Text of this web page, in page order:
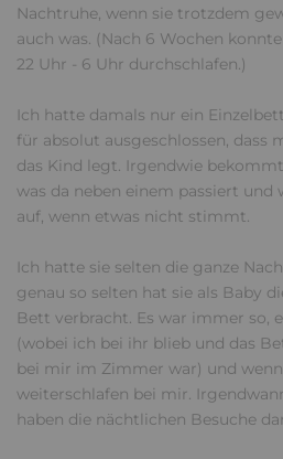
Nachtruhe, wenn sie trotzdem
auch was. (Nach 6 Wochen
22 Uhr - 6 Uhr durchschlafen.)
Ich hatte damals nur ein
für absolut ausgeschlossen, dass
das Kind legt. Irgendwie
was da neben einem passiert und
auf, wenn etwas nicht stimmt.
Ich hatte sie selten die ganze
genau so selten hat sie als Baby
Bett verbracht. Es war immer so,
(wobei ich bei ihr blieb und das
bei mir im Zimmer war) und
weiterschlafen bei mir.
haben die nächtlichen Besuche